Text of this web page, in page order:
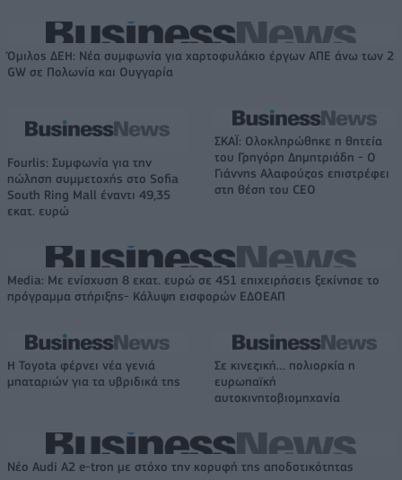
Όμιλος ΔΕΗ: Νέα συμφωνία για χαρτοφυλάκιο έργων ΑΠΕ άνω των 2
GW σε Πολωνία και Ουγγαρία
Fourlis: Συμφωνία για την
πώληση συμμετοχής στο Sofia
South Ring Mall έναντι 49,35
εκατ. ευρώ
ΣΚΑΪ: Ολοκληρώθηκε η θητεία
του Γρηγόρη Δημητριάδη - Ο
Γιάννης Αλαφούζος επιστρέφει
στη θέση του CEO
Media: Με ενίσχυση 8 εκατ. ευρώ σε 451 επιχειρήσεις ξεκίνησε το
πρόγραμμα στήριξης- Κάλυψη εισφορών ΕΔΟΕΑΠ
Η Toyota φέρνει νέα γενιά
μπαταριών για τα υβριδικά της
Σε κινεζική… πολιορκία η
ευρωπαϊκή
αυτοκινητοβιομηχανία
Νέο Audi A2 e-tron με στόχο την κορυφή της αποδοτικότητας